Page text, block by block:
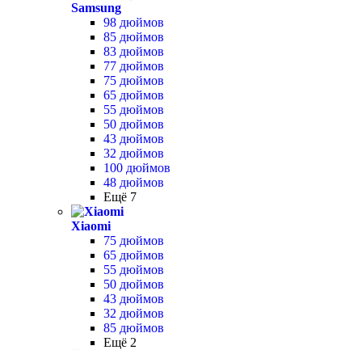
Samsung
98 дюймов
85 дюймов
83 дюймов
77 дюймов
75 дюймов
65 дюймов
55 дюймов
50 дюймов
43 дюймов
32 дюймов
100 дюймов
48 дюймов
Ещё 7
Xiaomi
75 дюймов
65 дюймов
55 дюймов
50 дюймов
43 дюймов
32 дюймов
85 дюймов
Ещё 2